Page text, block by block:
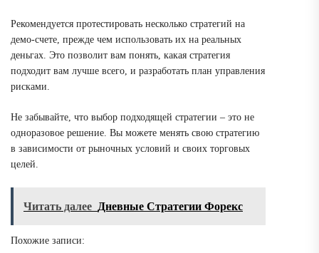
Рекомендуется протестировать несколько стратегий на
демо-счете, прежде чем использовать их на реальных
деньгах. Это позволит вам понять, какая стратегия
подходит вам лучше всего, и разработать план управления
рисками.
Не забывайте, что выбор подходящей стратегии – это не
одноразовое решение. Вы можете менять свою стратегию
в зависимости от рыночных условий и своих торговых
целей.
Читать далее Дневные Стратегии Форекс
Похожие записи: